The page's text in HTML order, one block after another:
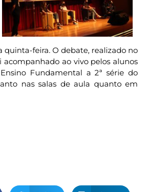
quinta-feira. O debate, realizado no
acompanhado ao vivo pelos alunos
Fundamental a 2ª série do
nas salas de aula quanto em